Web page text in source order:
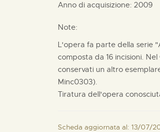
Anno di acquisizione: 2009
Note:
L'opera fa parte della serie
composta da 16 incisioni.
conservati un altro
Minc0303).
Tiratura dell'opera
Scheda aggiornata al: 13/07/